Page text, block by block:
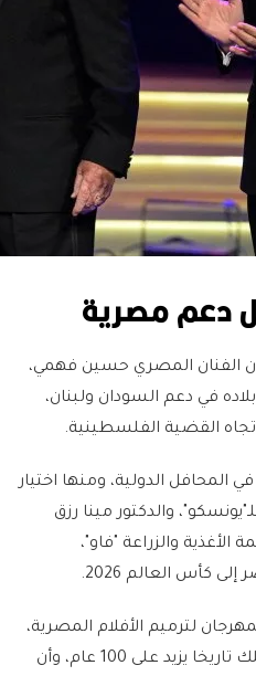
دعم مصرية
الفنان المصري حسين فهمي،
في دعم السودان ولبنان،
القضية الفلسطينية.
الدولية، ومنها اختيار
والدكتور مينا رزق
والزراعة "فاو"،
كأس العالم 2026.
لترميم الأفلام المصرية،
مؤكدا أن السينما المصرية تمتلك تاريخا يزيد على 100 عام، وأن